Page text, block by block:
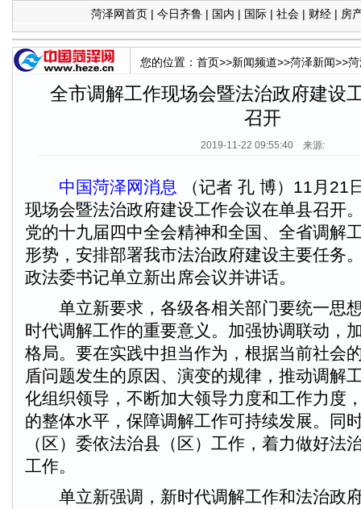
菏泽网首页 | 今日齐鲁 | 国内 | 国际 | 社会 | 财经 | 房
您的位置： 首页>>新闻频道>>菏泽新闻>>
全市调解工作现场会暨法治政府建设
召开
2019-11-22 09:55:40 来源:
中国菏泽网消息 （记者 孔 博）11月21
现场会暨法治政府建设工作会议在单县召开
党的十九届四中全会精神和全国、全省调解
形势，安排部署我市法治政府建设主要任务
政法委书记单立新出席会议并讲话。
单立新要求，各级各相关部门要统一思
时代调解工作的重要意义。加强协调联动，
格局。要在实践中担当作为，根据当前社会
盾问题发生的原因、演变的规律，推动调解
化组织领导，不断加大领导力度和工作力度
的整体水平，保障调解工作可持续发展。同
（区）委依法治县（区）工作，着力做好法
工作。
单立新强调，新时代调解工作和法治政